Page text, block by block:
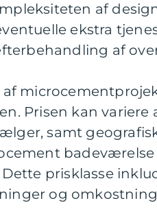
af
ekstra
af
Prisen kan
samt
badeværelse
prisklasse
og